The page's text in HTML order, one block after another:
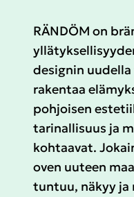
RÄNDÖM on
designin uudella
rakentaa
pohjoisen
tarinallisuus ja
kohtaavat.
oven uuteen
tuntuu, näkyy ja